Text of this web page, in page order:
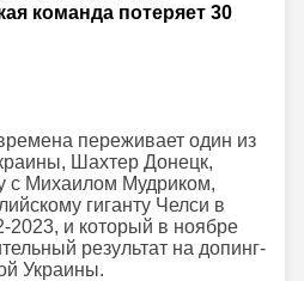
команда потеряет 30
переживает один из
Шахтер Донецк,
с Михаилом Мудриком,
гиганту Челси в
2023, и который в ноябре
результат на допинг-
Украины.